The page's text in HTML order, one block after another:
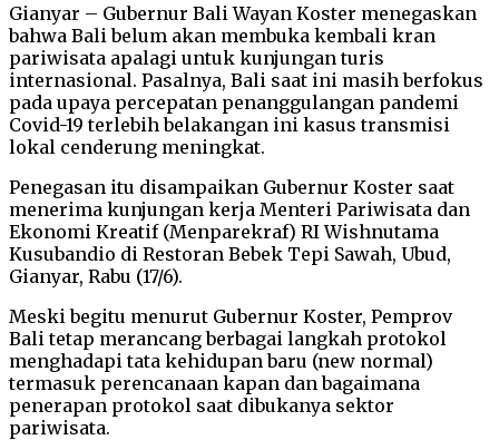
Gianyar – Gubernur Bali Wayan Koster menegaskan
bahwa Bali belum akan membuka kembali kran
pariwisata apalagi untuk kunjungan turis
internasional. Pasalnya, Bali saat ini masih berfokus
pada upaya percepatan penanggulangan pandemi
Covid-19 terlebih belakangan ini kasus transmisi
lokal cenderung meningkat.
Penegasan itu disampaikan Gubernur Koster saat
menerima kunjungan kerja Menteri Pariwisata dan
Ekonomi Kreatif (Menparekraf) RI Wishnutama
Kusubandio di Restoran Bebek Tepi Sawah, Ubud,
Gianyar, Rabu (17/6).
Meski begitu menurut Gubernur Koster, Pemprov
Bali tetap merancang berbagai langkah protokol
menghadapi tata kehidupan baru (new normal)
termasuk perencanaan kapan dan bagaimana
penerapan protokol saat dibukanya sektor
pariwisata.